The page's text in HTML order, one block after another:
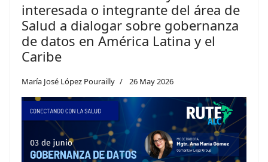
interesada o integrante del área de
Salud a dialogar sobre gobernanza
de datos en América Latina y el
Caribe
María José López Pourailly 26 May 2026